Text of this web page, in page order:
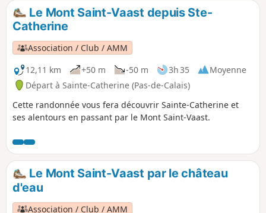
Le Mont Saint-Vaast depuis Ste-
Catherine
Association / Club / AMM
12,11 km
+50 m -50 m 3h 35
Moyenne
Départ à Sainte-Catherine (Pas-de-Calais)
Cette randonnée vous fera découvrir Sainte-Catherine et
ses alentours en passant par le Mont Saint-Vaast.
Le Mont Saint-Vaast par le château
d'eau
Association / Club / AMM